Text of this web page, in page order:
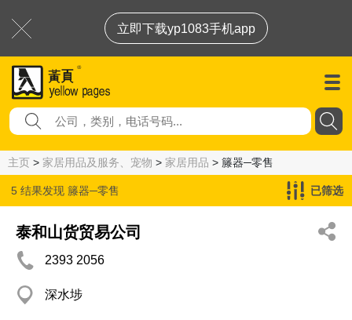
立即下载yp1083手机app
主页 > 家居用品及服务、宠物 > 家居用品 > 籐器─零售
5 结果发现 籐器─零售 已筛选
泰和山货贸易公司
2393 2056
深水埗